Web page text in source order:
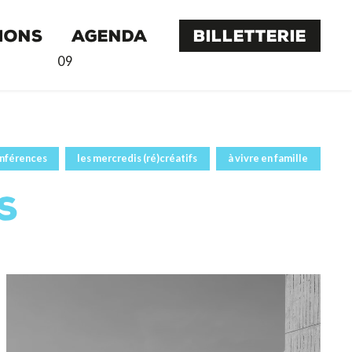
AGENDA
09
BILLETTERIE
les mercredis (ré)créatifs à vivre en famille